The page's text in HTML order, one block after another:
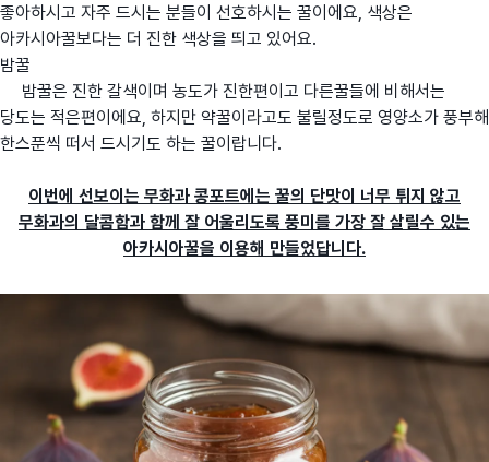
좋아하시고 자주 드시는 분들이 선호하시는 꿀이에요, 색상은
아카시아꿀보다는 더 진한 색상을 띄고 있어요.
밤꿀
밤꿀은 진한 갈색이며 농도가 진한편이고 다른꿀들에 비해서는
당도는 적은편이에요, 하지만 약꿀이라고도 불릴정도로 영양소가 풍부해
한스푼씩 떠서 드시기도 하는 꿀이랍니다.
이번에 선보이는 무화과 콩포트에는 꿀의 단맛이 너무 튀지 않고
무화과의 달콤함과 함께 잘 어울리도록 풍미를 가장 잘 살릴수 있는
아카시아꿀을 이용해 만들었답니다.